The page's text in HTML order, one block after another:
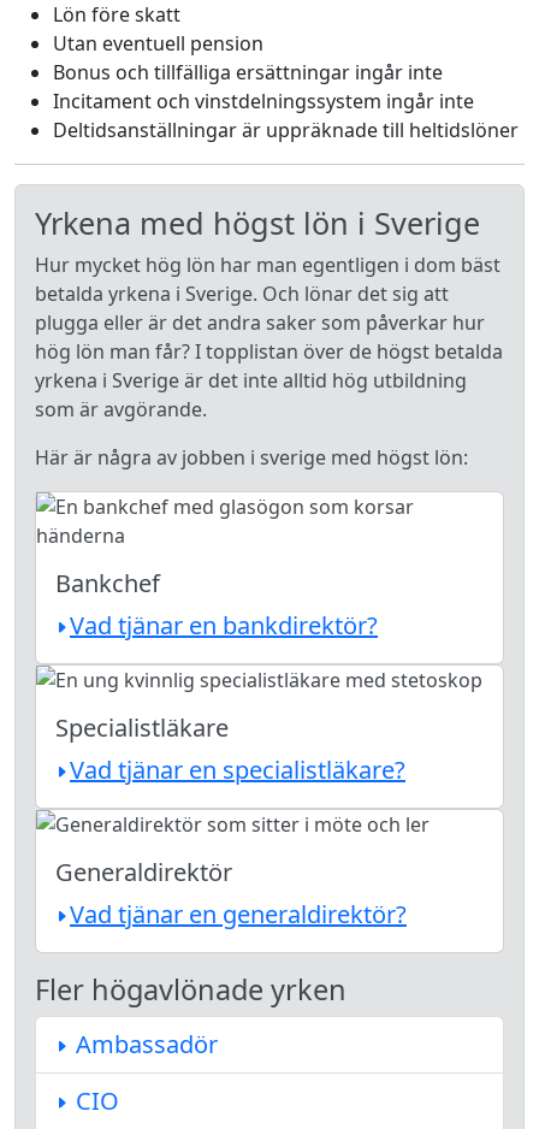
Lön före skatt
Utan eventuell pension
Bonus och tillfälliga ersättningar ingår inte
Incitament och vinstdelningssystem ingår inte
Deltidsanställningar är uppräknade till heltidslöner
Yrkena med högst lön i Sverige
Hur mycket hög lön har man egentligen i dom bäst
betalda yrkena i Sverige. Och lönar det sig att
plugga eller är det andra saker som påverkar hur
hög lön man får? I topplistan över de högst betalda
yrkena i Sverige är det inte alltid hög utbildning
som är avgörande.
Här är några av jobben i sverige med högst lön:
Bankchef
Vad tjänar en bankdirektör?
Specialistläkare
Vad tjänar en specialistläkare?
Generaldirektör
Vad tjänar en generaldirektör?
Fler högavlönade yrken
Ambassadör
CIO